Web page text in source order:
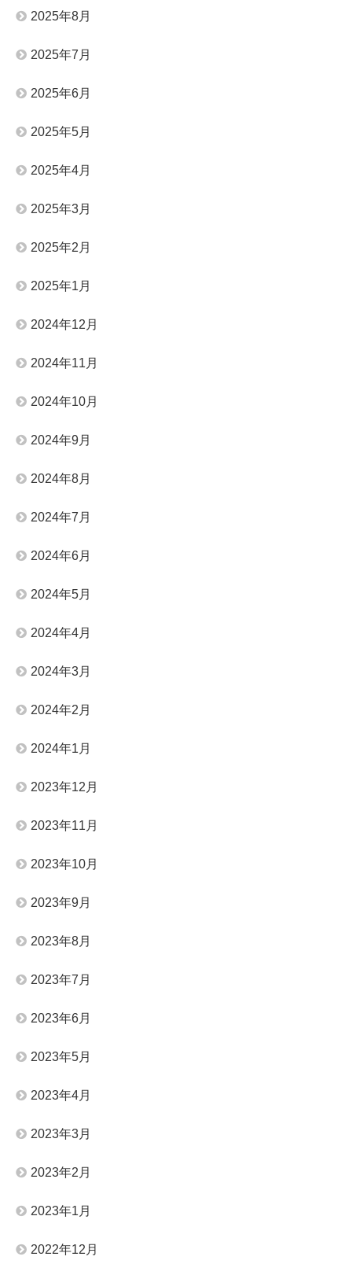
2025年8月
2025年7月
2025年6月
2025年5月
2025年4月
2025年3月
2025年2月
2025年1月
2024年12月
2024年11月
2024年10月
2024年9月
2024年8月
2024年7月
2024年6月
2024年5月
2024年4月
2024年3月
2024年2月
2024年1月
2023年12月
2023年11月
2023年10月
2023年9月
2023年8月
2023年7月
2023年6月
2023年5月
2023年4月
2023年3月
2023年2月
2023年1月
2022年12月